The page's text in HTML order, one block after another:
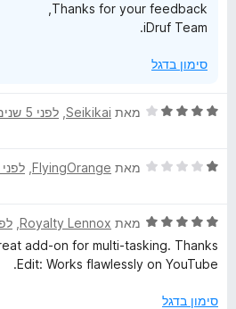
Thanks for your feedback,
iDruf Team.
סימון בדגל
ד
ו
מ
ת
ו
5
מאת Seikikai לפני 5 שנים
ד
ו
ג
1
ת
מאת FlyingOrange לפני 5 שנים
ד
י
ר
ג
מאת Royalty Lennox לפני
add-on for multi-tasking. Thanks...
Edit: Works flawlessly on YouTube.
סימון בדגל